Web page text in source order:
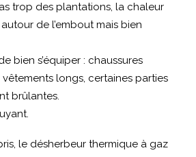
trop des plantations, la chaleur
de l’embout mais bien
bien s’équiper : chaussures
vêtements longs, certaines parties
brûlantes.
le désherbeur thermique à gaz